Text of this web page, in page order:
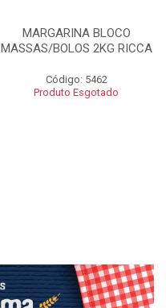
MARGARINA BLOCO
MASSAS/BOLOS 2KG RICCA
Código: 5462
Produto Esgotado